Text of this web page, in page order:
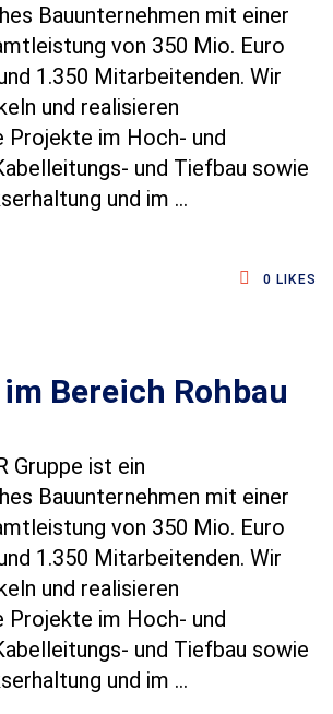
Bauunternehmen mit einer
von 350 Mio. Euro
1.350 Mitarbeitenden. Wir
und realisieren
Projekte im Hoch‑ und
und Tiefbau sowie
und im
0 LIKES
Bereich Rohbau
Gruppe ist ein
Bauunternehmen mit einer
von 350 Mio. Euro
1.350 Mitarbeitenden. Wir
und realisieren
Projekte im Hoch‑ und
und Tiefbau sowie
und im